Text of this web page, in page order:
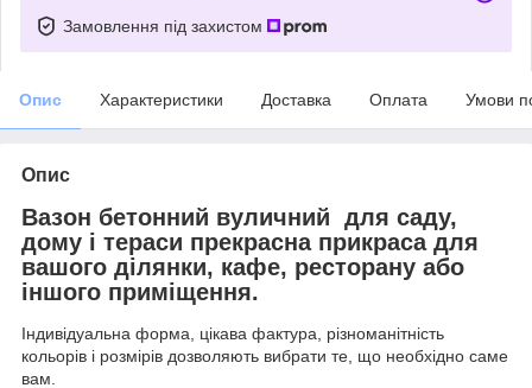
Замовлення під захистом
Опис Характеристики Доставка Оплата Умови
Опис
Вазон бетонний вуличний для саду,
дому і тераси прекрасна прикраса для
вашого ділянки, кафе, ресторану або
іншого приміщення.
Індивідуальна форма, цікава фактура, різноманітність
кольорів і розмірів дозволяють вибрати те, що необхідно саме
вам.